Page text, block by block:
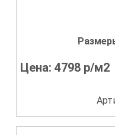
Цена:4798 р/м2